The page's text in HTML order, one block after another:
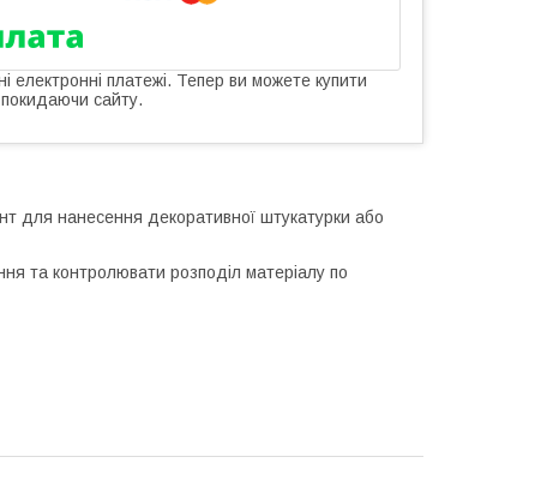
електронні платежі. Тепер ви можете купити
сайту.
для нанесення декоративної штукатурки або
та контролювати розподіл матеріалу по